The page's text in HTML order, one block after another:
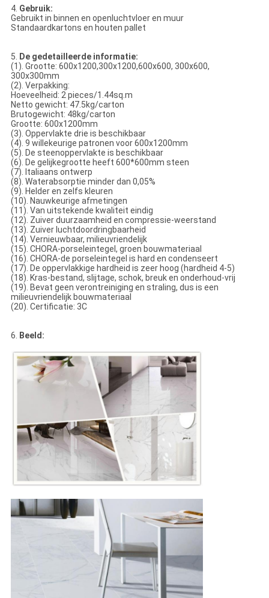
4. Gebruik:
Gebruikt in binnen en openluchtvloer en muur
Standaardkartons en houten pallet
5. De gedetailleerde informatie:
(1). Grootte: 600x1200,300x1200,600x600, 300x600,
300x300mm
(2). Verpakking:
Hoeveelheid: 2 pieces/1.44sq.m
Netto gewicht: 47.5kg/carton
Brutogewicht: 48kg/carton
Grootte: 600x1200mm
(3). Oppervlakte drie is beschikbaar
(4). 9 willekeurige patronen voor 600x1200mm
(5). De steenoppervlakte is beschikbaar
(6). De gelijkegrootte heeft 600*600mm steen
(7). Italiaans ontwerp
(8). Waterabsorptie minder dan 0,05%
(9). Helder en zelfs kleuren
(10). Nauwkeurige afmetingen
(11). Van uitstekende kwaliteit eindig
(12). Zuiver duurzaamheid en compressie-weerstand
(13). Zuiver luchtdoordringbaarheid
(14). Vernieuwbaar, milieuvriendelijk
(15). CHORA-porseleintegel, groen bouwmateriaal
(16). CHORA-de porseleintegel is hard en condenseert
(17). De oppervlakkige hardheid is zeer hoog (hardheid 4-5)
(18). Kras-bestand, slijtage, schok, breuk en onderhoud-vrij
(19). Bevat geen verontreiniging en straling, dus is een
milieuvriendelijk bouwmateriaal
(20). Certificatie: 3C
6. Beeld: